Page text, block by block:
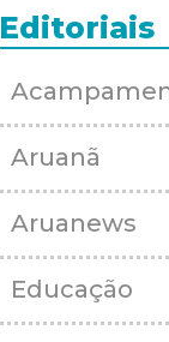
Editoriais
Aruanã
Aruanews
Educação